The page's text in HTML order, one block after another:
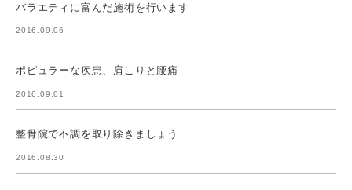
バラエティに富んだ施術を行います
2016.09.06
ポピュラーな疾患、肩こりと腰痛
2016.09.01
整骨院で不調を取り除きましょう
2016.08.30